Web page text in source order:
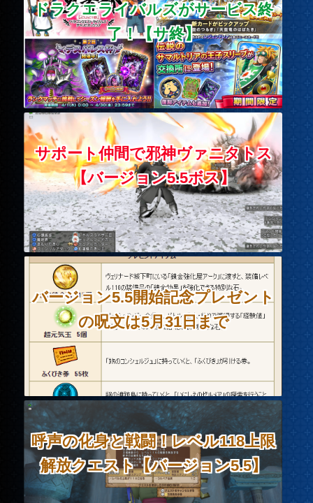
ドラクエライバルズがサービス終
了！【サ終】
サポート仲間で邪神ヴァニタトス
【バージョン5.5ボス】
バージョン5.5開始記念プレゼント
の呪文は5月31日まで
呼声の化身と戦闘！レベル118上限
解放クエスト【バージョン5.5】